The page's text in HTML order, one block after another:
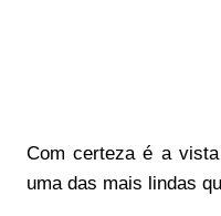
Com certeza é a
uma das mais lindas